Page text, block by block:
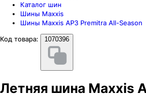
Каталог шин
Шины Maxxis
Шины Maxxis AP3 Premitra All-Season
Код товара:
1070396
Летняя шина Maxxis